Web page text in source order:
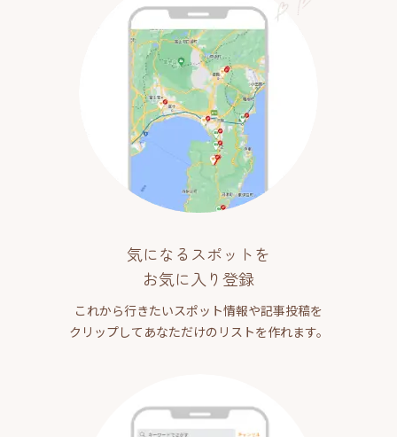
気になるスポットを
お気に入り登録
これから行きたいスポット情報や記事投稿を
クリップしてあなただけのリストを作れます。